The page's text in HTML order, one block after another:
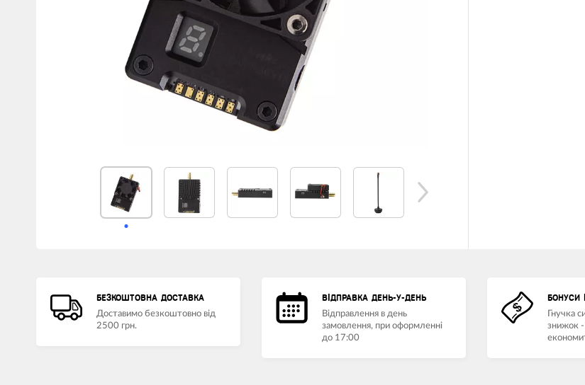
БЕЗКОШТОВНА ДОСТАВКА
Доставимо безкоштовно від
2500 грн.
ВІДПРАВКА ДЕНЬ-У-ДЕНЬ
Відправлення в день
замовлення, при оформленні
до 17:00
БОНУСИ
Гнучка
знижок -